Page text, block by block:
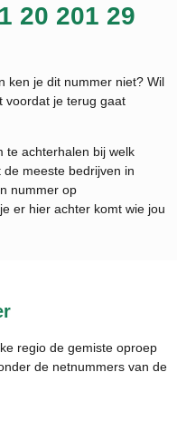
20 201 29
ken je dit nummer niet? Wil
voordat je terug gaat
te achterhalen bij welk
de meeste bedrijven in
nummer op
er hier achter komt wie jou
regio de gemiste oproep
de netnummers van de